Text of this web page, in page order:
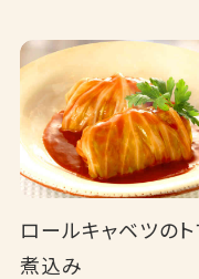
ロールキャベツのト
煮込み